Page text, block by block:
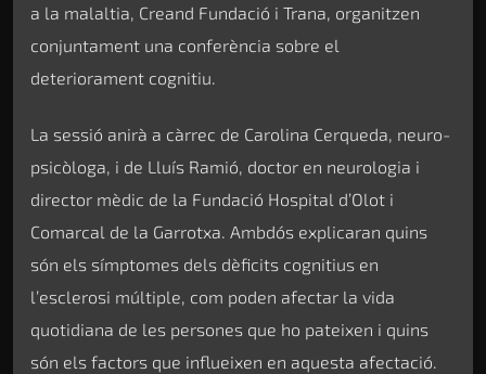
a la malaltia, Creand Fundació i Trana, organitzen
conjuntament una conferència sobre el
deteriorament cognitiu.
La sessió anirà a càrrec de Carolina Cerqueda, neuro-
psicòloga, i de Lluís Ramió, doctor en neurologia i
director mèdic de la Fundació Hospital d’Olot i
Comarcal de la Garrotxa. Ambdós explicaran quins
són els símptomes dels dèficits cognitius en
l’esclerosi múltiple, com poden afectar la vida
quotidiana de les persones que ho pateixen i quins
són els factors que influeixen en aquesta afectació.